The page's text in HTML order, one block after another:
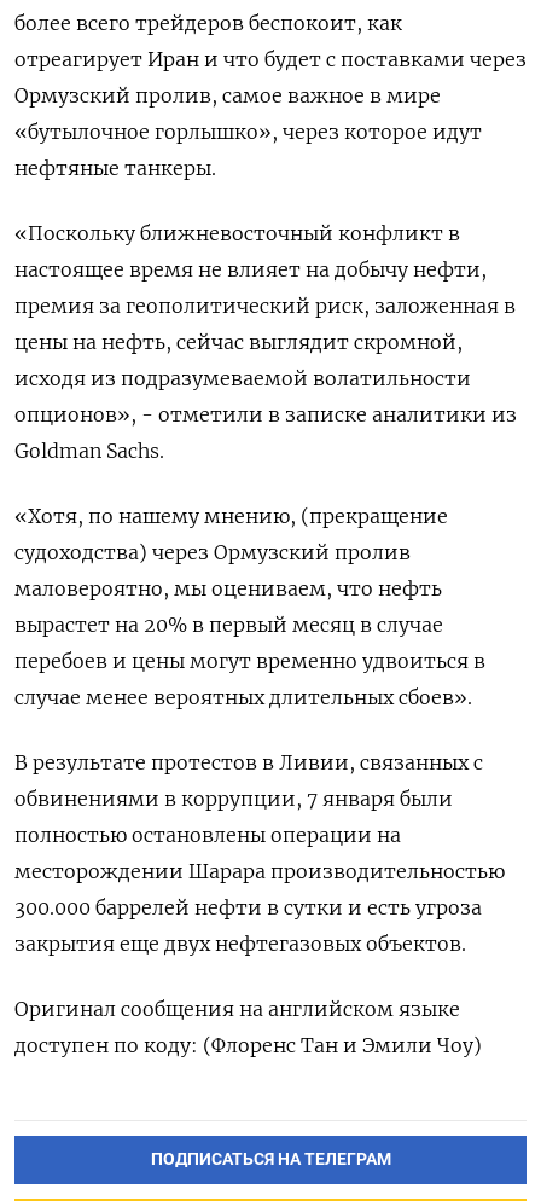
более всего трейдеров беспокоит, как
отреагирует Иран и что будет с поставками через
Ормузский пролив, самое важное в мире
«бутылочное горлышко», через которое идут
нефтяные танкеры.
«Поскольку ближневосточный конфликт в
настоящее время не влияет на добычу нефти,
премия за геополитический риск, заложенная в
цены на нефть, сейчас выглядит скромной,
исходя из подразумеваемой волатильности
опционов», - отметили в записке аналитики из
Goldman Sachs.
«Хотя, по нашему мнению, (прекращение
судоходства) через Ормузский пролив
маловероятно, мы оцениваем, что нефть
вырастет на 20% в первый месяц в случае
перебоев и цены могут временно удвоиться в
случае менее вероятных длительных сбоев».
В результате протестов в Ливии, связанных с
обвинениями в коррупции, 7 января были
полностью остановлены операции на
месторождении Шарара производительностью
300.000 баррелей нефти в сутки и есть угроза
закрытия еще двух нефтегазовых объектов.
Оригинал сообщения на английском языке
доступен по коду: (Флоренс Тан и Эмили Чоу)
ПОДПИСАТЬСЯ НА ТЕЛЕГРАМ